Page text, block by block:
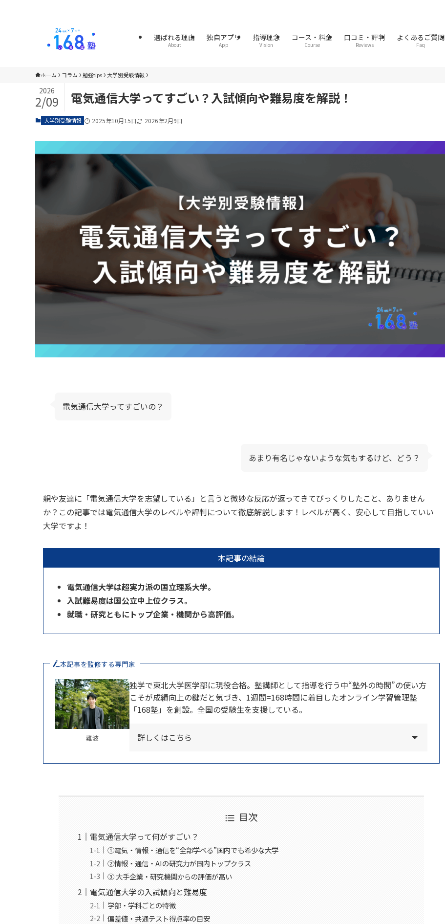
選ばれる理由
About
独自アプリ
App
指導理念
Vision
コース・料金
Course
口コミ・評判
Reviews
よくあるご質問
Faq
ホーム コラム 勉強tips 大学別受験情報
電気通信大学ってすごい？入試傾向や難易度を解説！
2026
2/09
大学別受験情報 2025年10月15日 2026年2月9日
電気通信大学ってすごいの？
あまり有名じゃないような気もするけど、どう？
親や友達に「電気通信大学を志望している」と言うと微妙な反応が返ってきてびっくりしたこと、ありません
か？この記事では電気通信大学のレベルや評判について徹底解説します！レベルが高く、安心して目指していい
大学ですよ！
本記事の結論
電気通信大学は超実力派の国立理系大学。
入試難易度は国公立中上位クラス。
就職・研究ともにトップ企業・機関から高評価。
本記事を監修する専門家
難波
独学で東北大学医学部に現役合格。塾講師として指導を行う中“塾外の時間”の使い方
こそが成績向上の鍵だと気づき、1週間=168時間に着目したオンライン学習管理塾
「168塾」を創設。全国の受験生を支援している。
詳しくはこちら
目次
電気通信大学って何がすごい？
①電気・情報・通信を“全部学べる”国内でも希少な大学
②情報・通信・AIの研究力が国内トップクラス
③ 大手企業・研究機関からの評価が高い
電気通信大学の入試傾向と難易度
学部・学科ごとの特徴
偏差値・共通テスト得点率の目安